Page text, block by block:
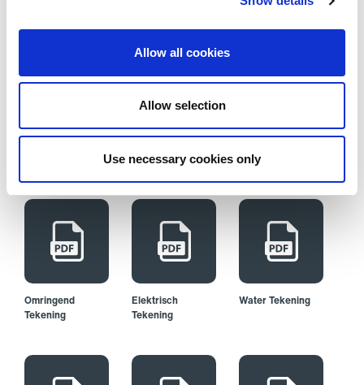
Allow all cookies
Allow selection
Use necessary cookies only
Omringend
Tekening
Elektrisch
Tekening
Water Tekening